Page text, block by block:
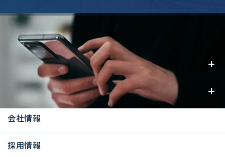
事業内容
お知らせ
会社情報
採用情報